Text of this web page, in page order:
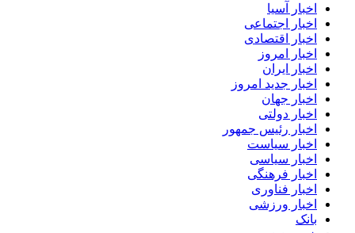
اخبار آسیا
اخبار اجتماعی
اخبار اقتصادی
اخبار امروز
اخبار ایران
اخبار جدید امروز
اخبار جهان
اخبار دولتی
اخبار رئیس جمهور
اخبار سیاست
اخبار سیاسی
اخبار فرهنگی
اخبار فناوری
اخبار ورزشی
بانک